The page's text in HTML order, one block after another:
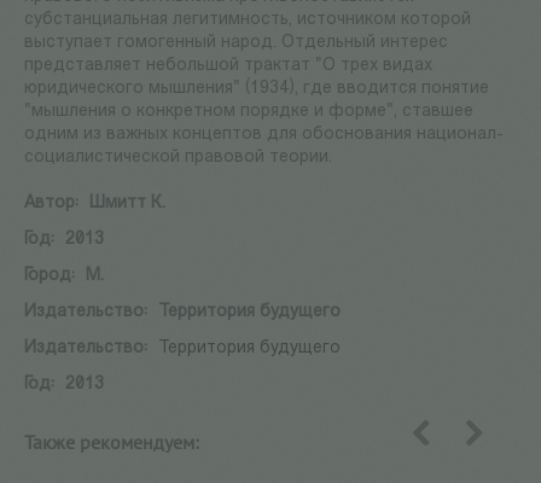
субстанциальная легитимность, источником которой
выступает гомогенный народ. Отдельный интерес
представляет небольшой трактат "О трех видах
юридического мышления" (1934), где вводится понятие
"мышления о конкретном порядке и форме", ставшее
одним из важных концептов для обоснования национал-
социалистической правовой теории.
Автор:
Шмитт К.
Год:
2013
Город:
М.
Издательство:
Территория будущего
Издательство:
Территория будущего
Год:
2013
Также рекомендуем: